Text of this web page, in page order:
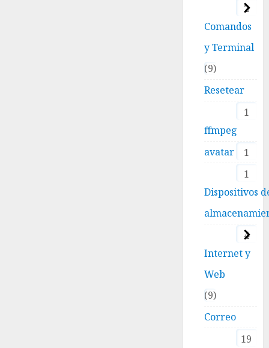
2
Comandos
y Terminal
9
Resetear
1
ffmpeg
1
avatar
1
Dispositivos
4
Internet y
Web
9
Correo
19